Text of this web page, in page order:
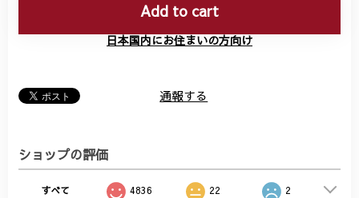
Add to cart
日本国内にお住まいの方向け
通報する
ショップの評価
すべて 4836 22 2